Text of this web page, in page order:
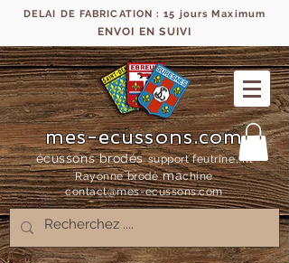
DELAI DE FABRICATION : 15 jours Maximum
ENVOI EN SUIVI
mes-ecussons.com
écussons brodés support feutrine, fil
Rayonne brodémachine
contact@mes-ecussons.com